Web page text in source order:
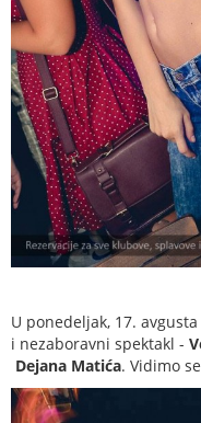
U ponedeljak, 17.
i nezaboravni spektakl -
Dejana Matića. Vidimo